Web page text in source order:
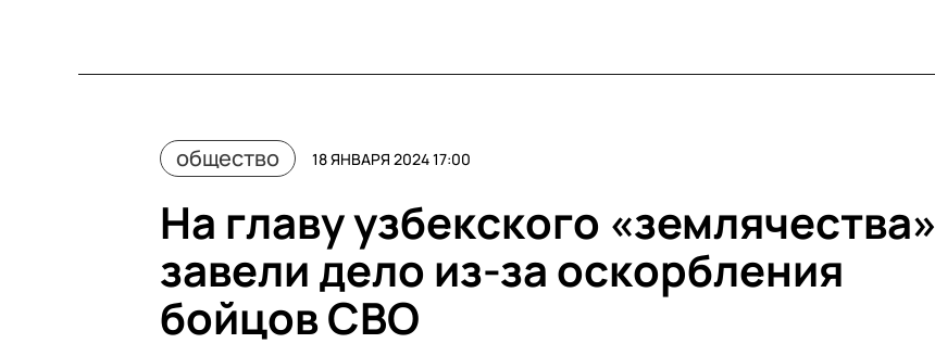
общество 18 ЯНВАРЯ 2024 17:00
На главу узбекского «землячества»
завели дело из-за оскорбления
бойцов СВО